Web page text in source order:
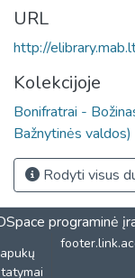
URL
http://
Kolekcijoje
Bonifratrai -
Bažnytinės valdos)
Rodyti visus
programinė